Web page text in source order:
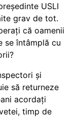
USLI
grav de tot.
că oamenii
se întâmplă cu
și
să returneze
acordați
timp de